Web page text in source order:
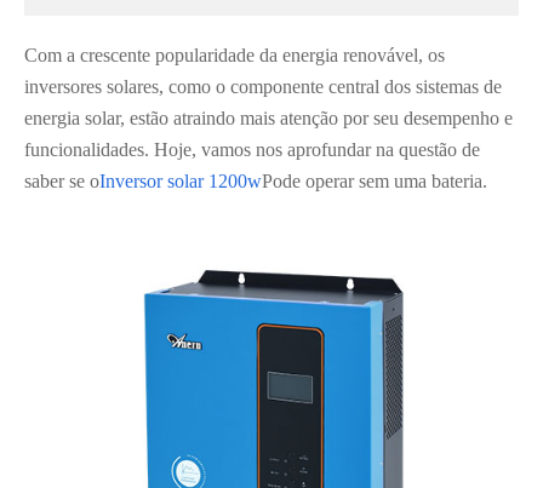
Com a crescente popularidade da energia renovável, os
inversores solares, como o componente central dos sistemas de
energia solar, estão atraindo mais atenção por seu desempenho e
funcionalidades. Hoje, vamos nos aprofundar na questão de
saber se oInversor solar 1200wPode operar sem uma bateria.